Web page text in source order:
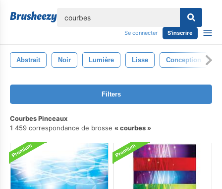
Se connecter S'inscrire
Abstrait Noir Lumière Lisse Conception
Filters
Courbes Pinceaux
1 459 correspondance de brosse
courbes